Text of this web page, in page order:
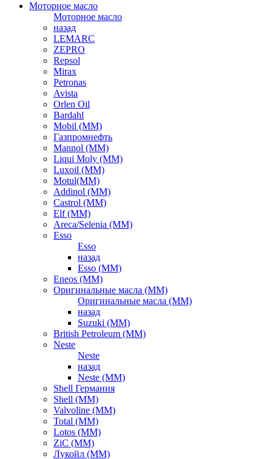
Моторное масло
Моторное масло
назад
LEMARC
ZEPRO
Repsol
Mirax
Petronas
Avista
Orlen Oil
Bardahl
Mobil (ММ)
Газпромнефть
Mannol (ММ)
Liqui Moly (ММ)
Luxoil (ММ)
Motul(ММ)
Addinol (ММ)
Castrol (ММ)
Elf (ММ)
Areca/Selenia (ММ)
Esso
Esso
назад
Esso (ММ)
Eneos (ММ)
Оригинальные масла (ММ)
Оригинальные масла (ММ)
назад
Suzuki (ММ)
British Petroleum (ММ)
Neste
Neste
назад
Neste (ММ)
Shell Германия
Shell (ММ)
Valvoline (ММ)
Total (ММ)
Lotos (ММ)
ZiC (ММ)
Лукойл (ММ)